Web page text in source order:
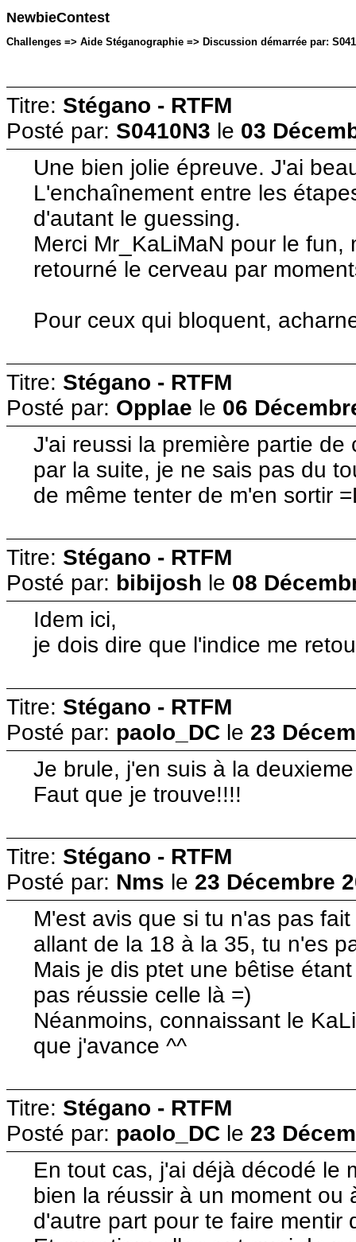
NewbieContest
Challenges => Aide Stéganographie => Discussion démarrée par:
Titre: Stégano - RTFM
Posté par: S0410N3 le 03
Une bien jolie épreuve. J'ai
L'enchaînement entre les
d'autant le guessing.
Merci Mr_KaLiMaN pour le
retourné le cerveau par
Pour ceux qui bloquent,
Titre: Stégano - RTFM
Posté par: Opplae le 06
J'ai reussi la première partie
par la suite, je ne sais pas du
de même tenter de m'en sortir
Titre: Stégano - RTFM
Posté par: bibijosh le 08
Idem ici,
je dois dire que l'indice me
Titre: Stégano - RTFM
Posté par: paolo_DC le 23
Je brule, j'en suis à la
Faut que je trouve!!!!
Titre: Stégano - RTFM
Posté par: Nms le 23 Décembre
M'est avis que si tu n'as pas
allant de la 18 à la 35, tu n'es
Mais je dis ptet une bêtise
pas réussie celle là =)
Néanmoins, connaissant le
que j'avance ^^
Titre: Stégano - RTFM
Posté par: paolo_DC le 23
En tout cas, j'ai déjà décodé le
bien la réussir à un moment ou
d'autre part pour te faire mentir